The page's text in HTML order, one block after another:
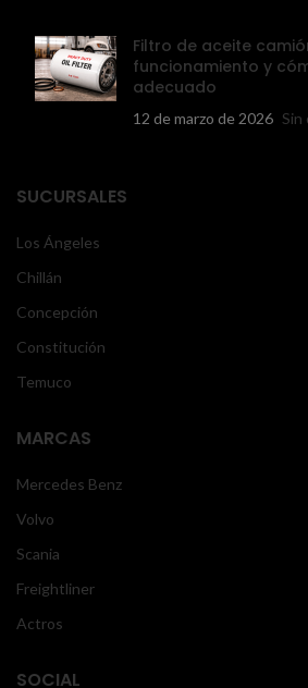
Filtro de aceite
funcionamiento y
adecuado
12 de marzo de 2026 Sin
SUCURSALES
Los Ángeles
Chillán
Concepción
Constitución
Temuco
MARCAS
Mercedes Benz
Volvo
Scania
Freightliner
Actros
SOCIAL